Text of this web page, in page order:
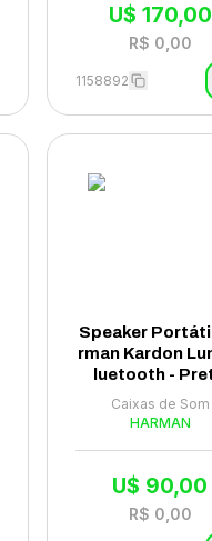
U$ 170,00
R$ 0,00
1158892
Speaker
rman Kardon
luetooth -
Caixas de Som
HARMAN
U$ 90,00
R$ 0,00